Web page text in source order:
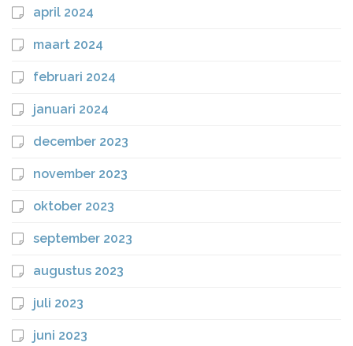
april 2024
maart 2024
februari 2024
januari 2024
december 2023
november 2023
oktober 2023
september 2023
augustus 2023
juli 2023
juni 2023